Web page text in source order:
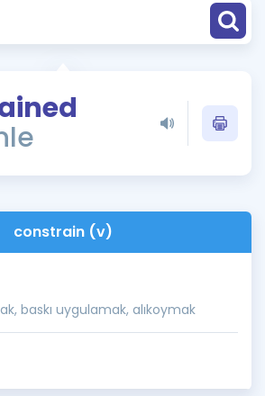
constrain (v)
baskı uygulamak, alıkoymak